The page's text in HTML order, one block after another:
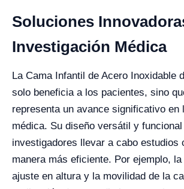
Soluciones
Investigación Médica
La Cama Infantil de Acero Inoxidable
solo beneficia a los pacientes, sino
representa un avance significativo en
médica. Su diseño versátil y
investigadores llevar a cabo estudios
manera más eficiente. Por ejemplo,
ajuste en altura y la movilidad de la